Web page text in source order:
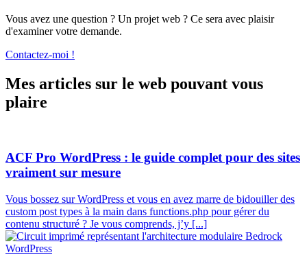
Vous avez une question ? Un projet web ? Ce sera avec plaisir
d'examiner votre demande.
Contactez-moi !
Mes articles sur le web pouvant vous
plaire
ACF Pro WordPress : le guide complet pour des sites
vraiment sur mesure
Vous bossez sur WordPress et vous en avez marre de bidouiller des
custom post types à la main dans functions.php pour gérer du
contenu structuré ? Je vous comprends, j’y [...]